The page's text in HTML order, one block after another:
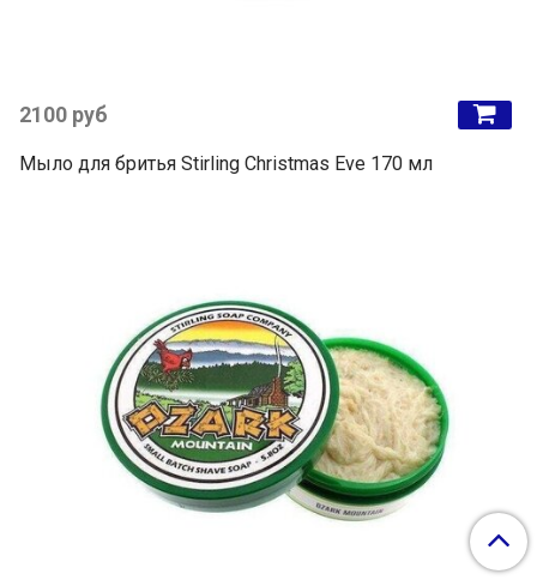
2100 руб
Мыло для бритья Stirling Christmas Eve 170 мл